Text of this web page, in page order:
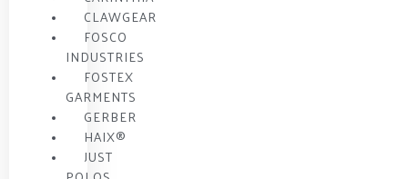
CLAWGEAR
FOSCO
INDUSTRIES
FOSTEX
GARMENTS
GERBER
HAIX®
JUST